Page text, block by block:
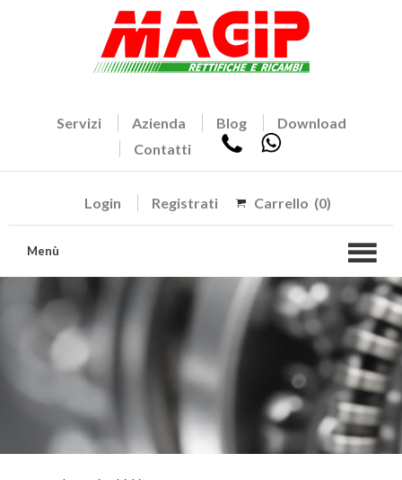
Servizi Azienda Blog
Download
Contatti
Login Registrati Carrello (0)
Menù